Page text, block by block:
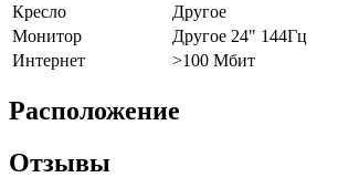
Кресло
Другое
Монитор
Другое 24" 144Гц
Интернет
>100 Мбит
Расположение
Отзывы